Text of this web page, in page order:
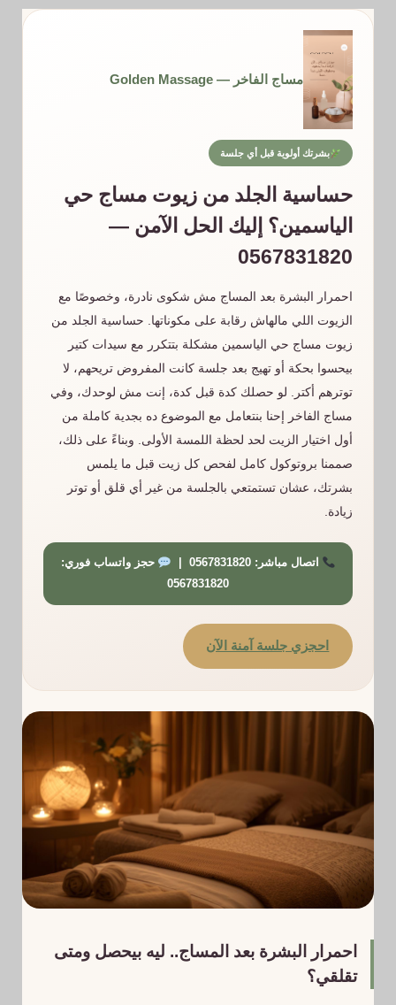
مساج الفاخر — Golden Massage
بشرتك أولوية قبل أي جلسة
حساسية الجلد من زيوت مساج حي
الياسمين؟ إليك الحل الآمن —
0567831820
احمرار البشرة بعد المساج مش شكوى نادرة، وخصوصًا مع
الزيوت اللي مالهاش رقابة على مكوناتها. حساسية الجلد من
زيوت مساج حي الياسمين مشكلة بتتكرر مع سيدات كتير
بيحسوا بحكة أو تهيج بعد جلسة كانت المفروض تريحهم، لا
توترهم أكتر. لو حصلك كدة قبل كدة، إنت مش لوحدك، وفي
مساج الفاخر إحنا بنتعامل مع الموضوع ده بجدية كاملة من
أول اختيار الزيت لحد لحظة اللمسة الأولى. وبناءً على ذلك،
صممنا بروتوكول كامل لفحص كل زيت قبل ما يلمس
بشرتك، عشان تستمتعي بالجلسة من غير أي قلق أو توتر
زيادة.
اتصال مباشر: 0567831820 |
حجز واتساب فوري:
0567831820
احجزي جلسة آمنة الآن
احمرار البشرة بعد المساج.. ليه بيحصل ومتى
تقلقي؟